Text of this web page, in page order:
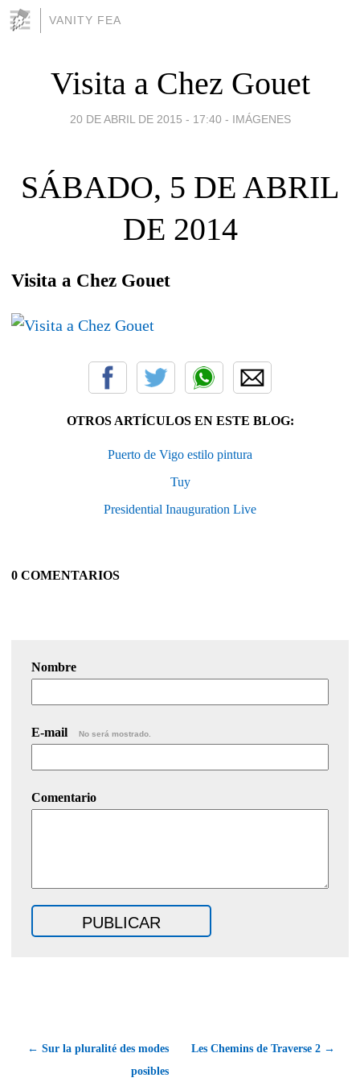
VANITY FEA
Visita a Chez Gouet
20 DE ABRIL DE 2015 - 17:40 - IMÁGENES
SÁBADO, 5 DE ABRIL
DE 2014
Visita a Chez Gouet
OTROS ARTÍCULOS EN ESTE BLOG:
Puerto de Vigo estilo pintura
Tuy
Presidential Inauguration Live
0 COMENTARIOS
Nombre
E-mail No será mostrado.
Comentario
← Sur la pluralité des modes
posibles
Les Chemins de Traverse 2 →